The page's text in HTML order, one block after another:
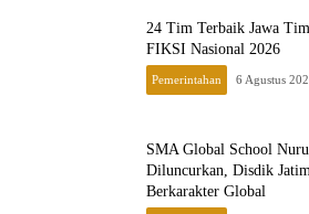
24 Tim Terbaik Jawa
FIKSI Nasional 2026
Pemerintahan 6 Agustus
SMA Global School
Diluncurkan, Disdik
Berkarakter Global